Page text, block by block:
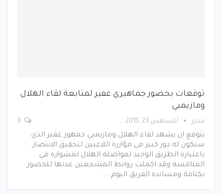
توقعات بحضور جماهيري غفير لمتابعة لقاء الهلال
ومازيمبي
محرر أغسطس 23, 2015
يتوقع ان يشهد لقاء الهلال ومازيمبي جمهور غفير الذي
سيكون له دور كبير في مؤازرة اللاعبين لتحقيق الانتصار
باعتباره الطريق الوحيد لمواصلة الهلال لمشواره في
المنافسة وقد اكملت روابط المشجعين عدتها للحضور
بكثافة ومساندة الفريق اليوم. …